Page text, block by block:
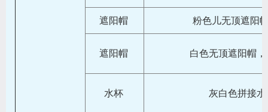
遮阳帽 粉色儿无顶遮阳
遮阳帽 白色无顶遮阳帽
水杯 灰白色拼接